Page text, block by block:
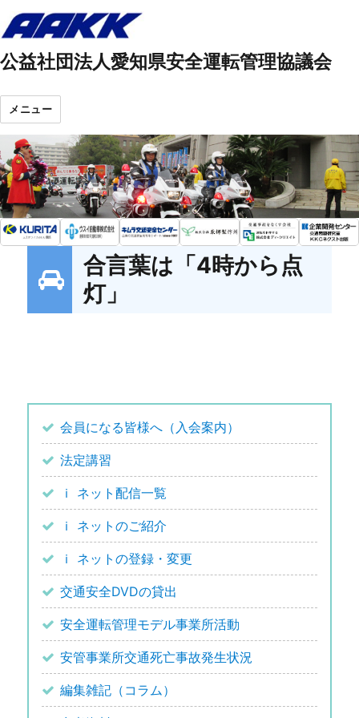
公益社団法人愛知県安全運転管理協議会
メニュー
合言葉は「4時から点
灯」
会員になる皆様へ（入会案内）
法定講習
ｉ ネット配信一覧
ｉ ネットのご紹介
ｉ ネットの登録・変更
交通安全DVDの貸出
安全運転管理モデル事業所活動
安管事業所交通死亡事故発生状況
編集雑記（コラム）